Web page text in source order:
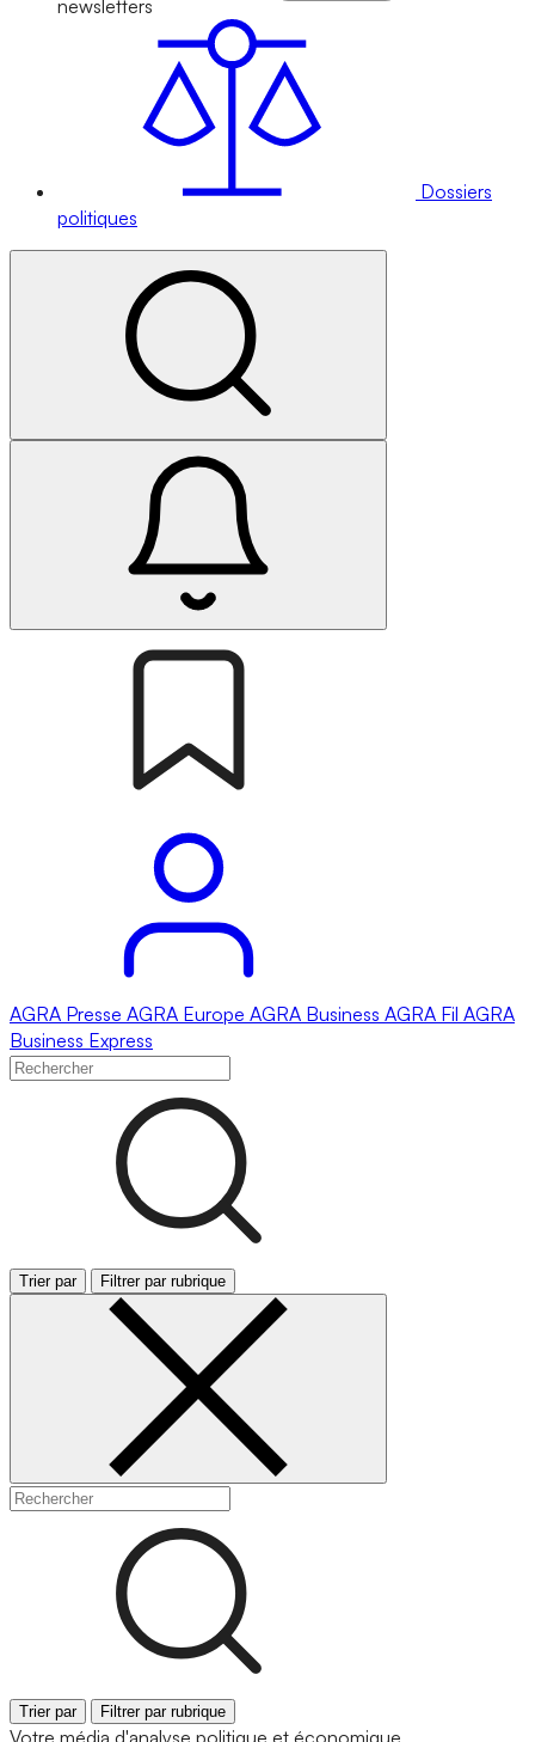
newsletters
Dossiers
politiques
AGRA Presse AGRA Europe AGRA Business AGRA Fil AGRA
Business Express
Trier par Filtrer par rubrique
Trier par Filtrer par rubrique
Votre média d'analyse politique et économique